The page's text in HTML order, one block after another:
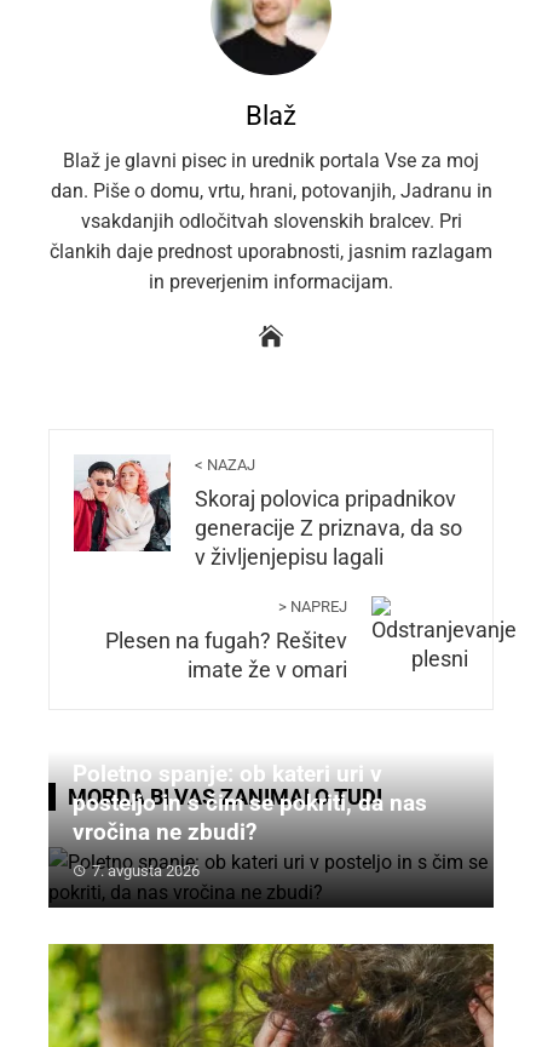
Blaž
Blaž je glavni pisec in urednik portala Vse za moj
dan. Piše o domu, vrtu, hrani, potovanjih, Jadranu in
vsakdanjih odločitvah slovenskih bralcev. Pri
člankih daje prednost uporabnosti, jasnim razlagam
in preverjenim informacijam.
< NAZAJ
Skoraj polovica pripadnikov
generacije Z priznava, da so
v življenjepisu lagali
> NAPREJ
Plesen na fugah? Rešitev
imate že v omari
MORDA BI VAS ZANIMALO TUDI
Poletno spanje: ob kateri uri v
posteljo in s čim se pokriti, da nas
vročina ne zbudi?
7. avgusta 2026